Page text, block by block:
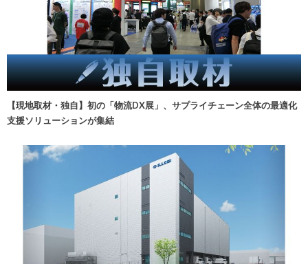
【現地取材・独自】初の「物流DX展」、サプライチェーン全体の最適化
支援ソリューションが集結